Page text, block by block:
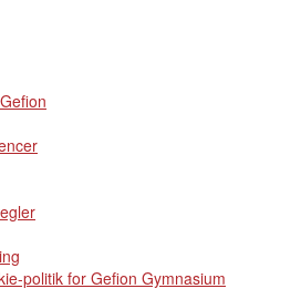
politik for Gefion Gymnasium